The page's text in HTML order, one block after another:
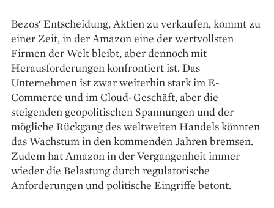
Bezos‘ Entscheidung, Aktien zu verkaufen, kommt zu
einer Zeit, in der Amazon eine der wertvollsten
Firmen der Welt bleibt, aber dennoch mit
Herausforderungen konfrontiert ist. Das
Unternehmen ist zwar weiterhin stark im E-
Commerce und im Cloud-Geschäft, aber die
steigenden geopolitischen Spannungen und der
mögliche Rückgang des weltweiten Handels könnten
das Wachstum in den kommenden Jahren bremsen.
Zudem hat Amazon in der Vergangenheit immer
wieder die Belastung durch regulatorische
Anforderungen und politische Eingriffe betont.